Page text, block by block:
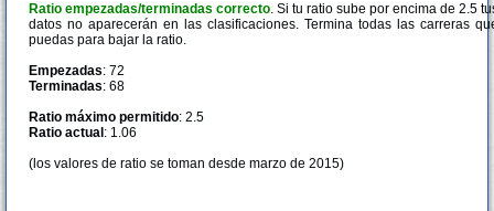
Ratio empezadas/terminadas correcto. Si tu ratio sube por encima de 2.5
datos no aparecerán en las clasificaciones. Termina todas las carreras
puedas para bajar la ratio.
Empezadas: 72
Terminadas: 68
Ratio máximo permitido: 2.5
Ratio actual : 1.06
(los valores de ratio se toman desde marzo de 2015)